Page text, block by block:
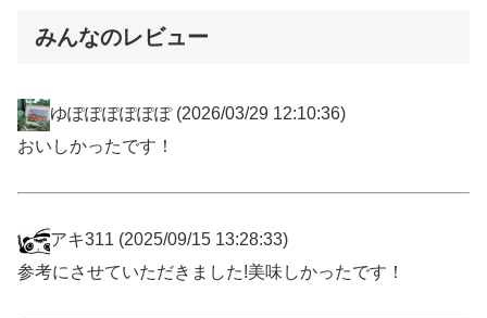
みんなのレビュー
ゆぽぽぽぽぽぽ(2026/03/29 12:10:36)
おいしかったです！
アキ311 (2025/09/15 13:28:33)
参考にさせていただきました!美味しかったです！